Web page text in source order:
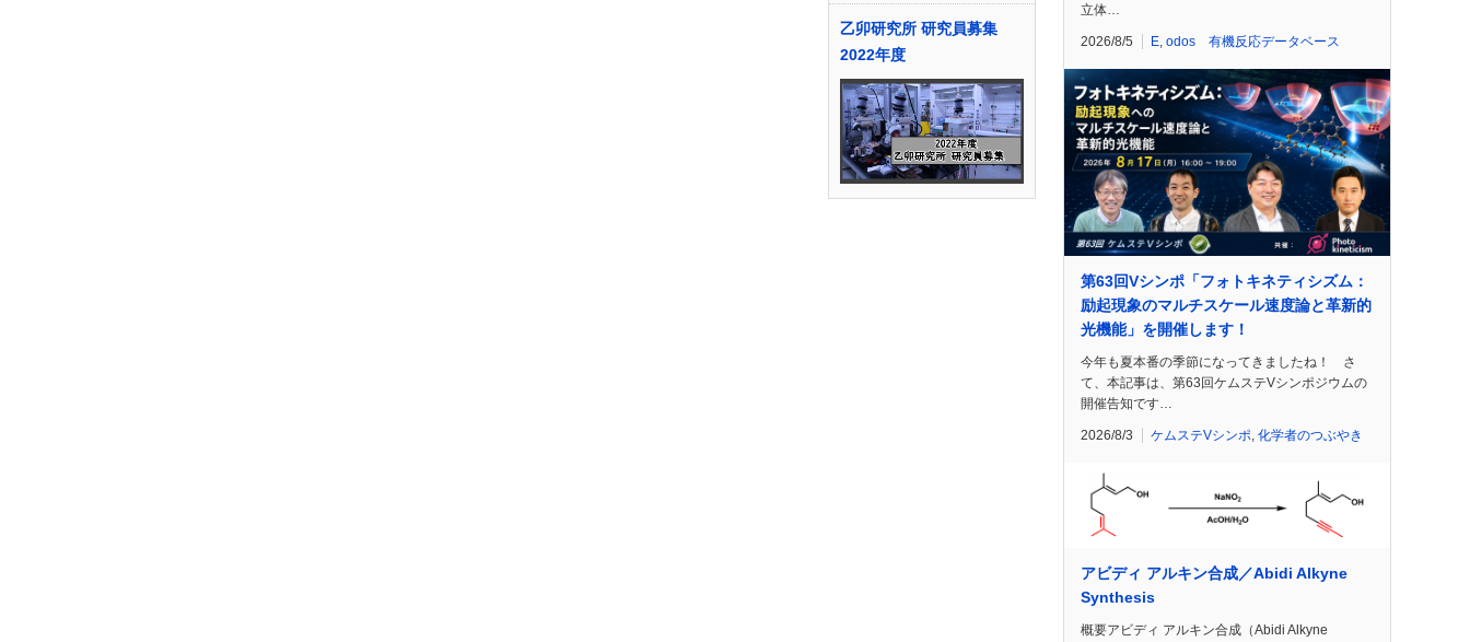
乙卯研究所 研究員募集
2022年度
立体…
2026/8/5 E odos 有機反応データベース
第63回Vシンポ「フォトキネティシズム：
励起現象のマルチスケール速度論と革新的
光機能」を開催します！
今年も夏本番の季節になってきましたね！ さ
て、本記事は、第63回ケムステVシンポジウムの
開催告知です…
2026/8/3 ケムステVシンポ, 化学者のつぶやき
アビディ アルキン合成／Abidi Alkyne
Synthesis
概要アビディ アルキン合成（Abidi Alkyne